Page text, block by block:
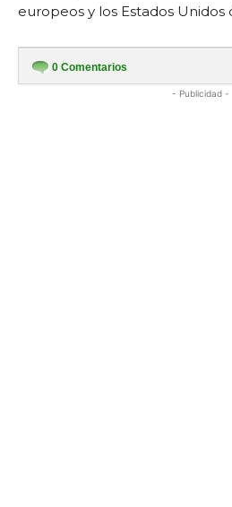
europeos y los Estados Unidos
0 Comentarios
- Publicidad -